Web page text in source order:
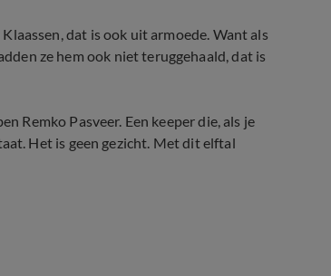
dat is ook uit armoede. Want als
ze hem ook niet teruggehaald, dat is
Remko Pasveer. Een keeper die, als je
Het is geen gezicht. Met dit elftal